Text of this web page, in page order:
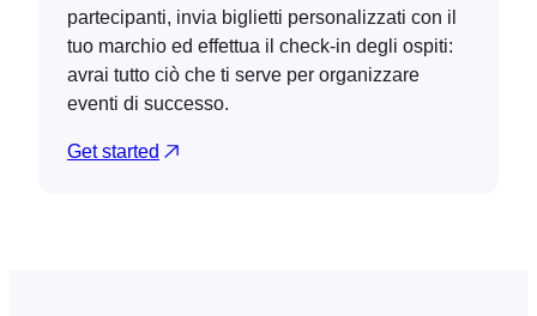
partecipanti, invia biglietti personalizzati con il
tuo marchio ed effettua il check-in degli ospiti:
avrai tutto ciò che ti serve per organizzare
eventi di successo.
Get started